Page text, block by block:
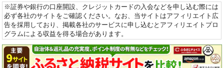
※証券や銀行の口座開設、クレジットカードの入会などを申し込む際には
必ず各社のサイトをご確認ください。なお、当サイトはアフィリエイト広
告を採用しており、掲載各社のサービスに申し込むとアフィリエイトプロ
グラムによる収益を得る場合があります。